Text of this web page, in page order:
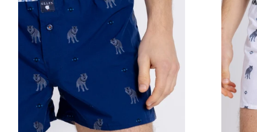
Prix
régulier